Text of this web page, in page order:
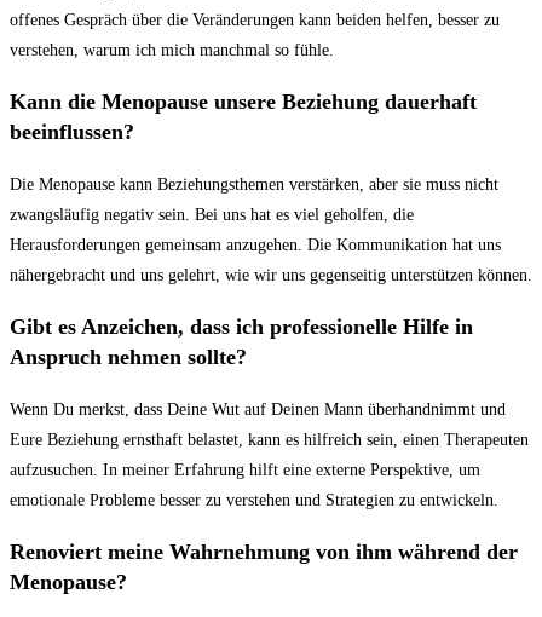
⁣offenes Gespräch über die Veränderungen kann beiden⁢ helfen,‍ besser zu
verstehen, warum ich mich manchmal so ‍fühle.
Kann die⁤ Menopause ⁣unsere Beziehung dauerhaft
beeinflussen?
Die Menopause kann ‌Beziehungsthemen verstärken, aber sie muss nicht
zwangsläufig negativ sein. Bei uns hat es viel geholfen, die‌
Herausforderungen gemeinsam anzugehen. Die‍ Kommunikation ‌hat uns
nähergebracht‌ und uns gelehrt, wie wir uns gegenseitig unterstützen können.
Gibt es ⁢Anzeichen, dass‍ ich professionelle Hilfe in
Anspruch​ nehmen sollte?
Wenn Du merkst, dass‍ Deine ​Wut auf Deinen ⁤Mann überhandnimmt und
Eure Beziehung ernsthaft ⁢belastet, kann⁣ es hilfreich sein, einen Therapeuten
aufzusuchen. In meiner Erfahrung hilft eine externe Perspektive, um
emotionale Probleme⁢ besser zu verstehen und Strategien zu entwickeln.
Renoviert⁣ meine Wahrnehmung ‌von ihm während der
Menopause?